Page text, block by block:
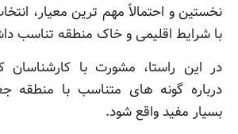
نخستین و احتمالاً مهم ترین معیار،
با شرایط اقلیمی و خاک منطقه تناسب
در این راستا، مشورت با
درباره گونه های متناسب با منطقه
بسیار مفید واقع شود.